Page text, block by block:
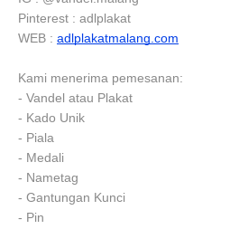
Pinterest : adlplakat
WEB : adlplakatmalang.com
Kami menerima pemesanan:
- Vandel atau Plakat
- Kado Unik
- Piala
- Medali
- Nametag
- Gantungan Kunci
- Pin